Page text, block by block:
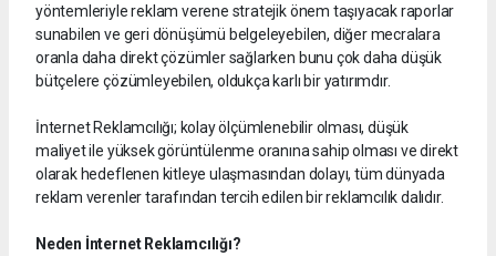
yöntemleriyle reklam verene stratejik önem taşıyacak raporlar
sunabilen ve geri dönüşümü belgeleyebilen, diğer mecralara
oranla daha direkt çözümler sağlarken bunu çok daha düşük
bütçelere çözümleyebilen, oldukça karlı bir yatırımdır.
İnternet Reklamcılığı; kolay ölçümlenebilir olması, düşük
maliyet ile yüksek görüntülenme oranına sahip olması ve direkt
olarak hedeflenen kitleye ulaşmasından dolayı, tüm dünyada
reklam verenler tarafından tercih edilen bir reklamcılık dalıdır.
Neden İnternet Reklamcılığı?